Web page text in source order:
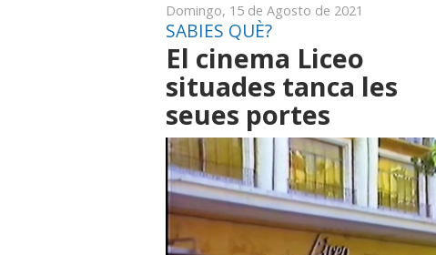
Domingo, 15 de Agosto de 2021
SABIES QUÈ?
El cinema Liceo
situades tanca les
seues portes